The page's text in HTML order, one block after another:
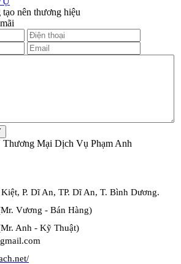
nên thương hiệu
Mại Dịch Vụ Phạm Anh
P. Dĩ An, TP. Dĩ An, T. Bình Dương.
Vương - Bán Hàng)
Anh - Kỹ Thuật)